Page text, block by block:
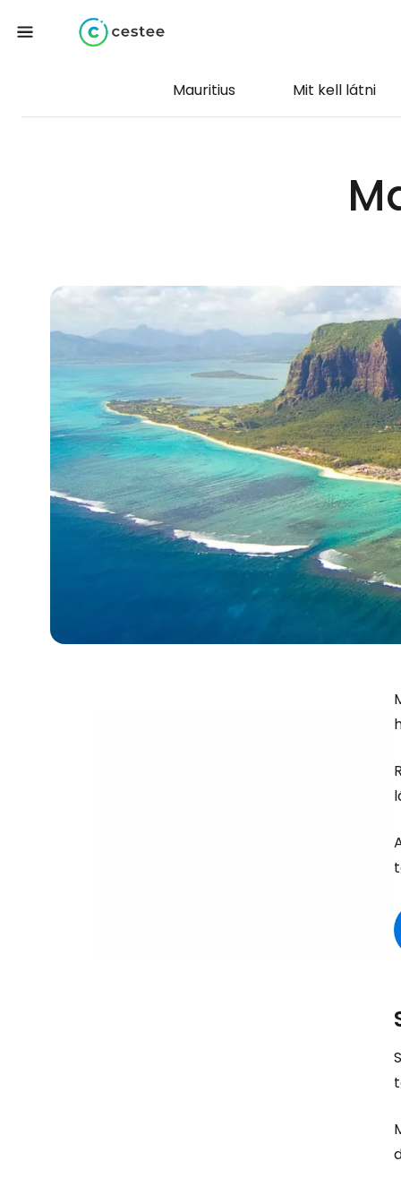
Mauritius Mit kell látni